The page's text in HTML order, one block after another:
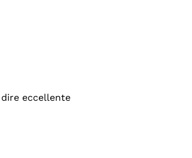
eccellente